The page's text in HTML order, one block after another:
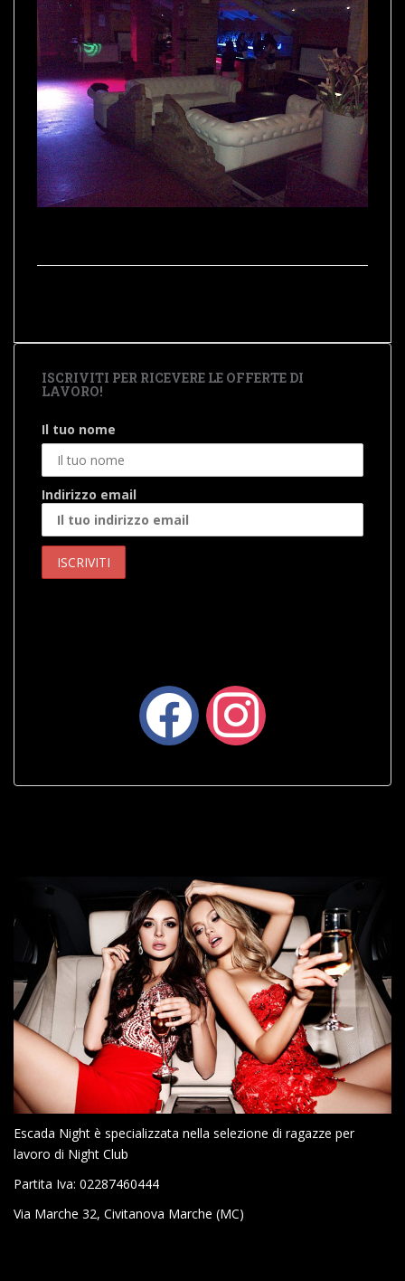
ISCRIVITI PER RICEVERE LE OFFERTE DI
LAVORO!
Il tuo nome
Indirizzo email
facebook instagram
Escada Night è specializzata nella selezione di ragazze per
lavoro di Night Club
Partita Iva: 02287460444
Via Marche 32, Civitanova Marche (MC)